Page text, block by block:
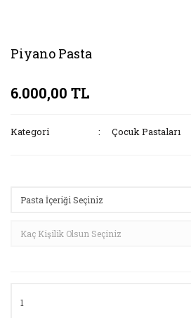
Piyano Pasta
6.000,00 TL
Kategori Çocuk Pastaları